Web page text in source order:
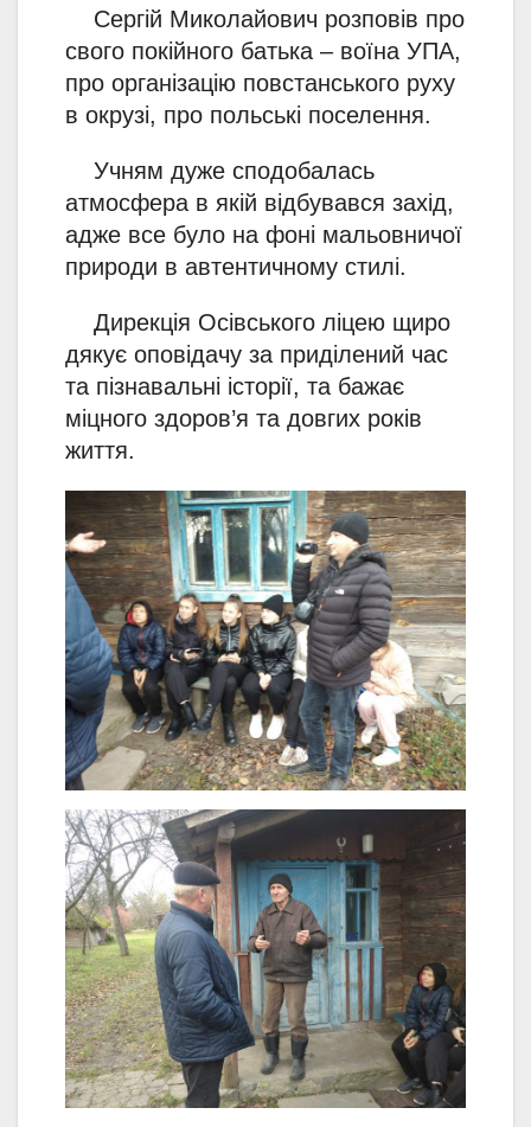
Сергій Миколайович розповів про
свого покійного батька – воїна УПА,
про організацію повстанського руху
в окрузі, про польські поселення.
Учням дуже сподобалась
атмосфера в якій відбувався захід,
адже все було на фоні мальовничої
природи в автентичному стилі.
Дирекція Осівського ліцею щиро
дякує оповідачу за приділений час
та пізнавальні історії, та бажає
міцного здоров’я та довгих років
життя.